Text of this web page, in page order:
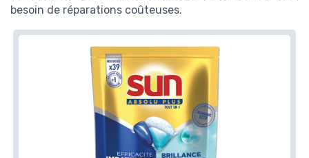
besoin de réparations coûteuses.